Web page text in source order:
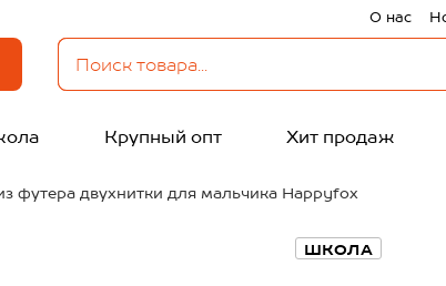
О нас
Крупный опт Хит продаж
футера двухнитки для мальчика Happyfox
ШКОЛА